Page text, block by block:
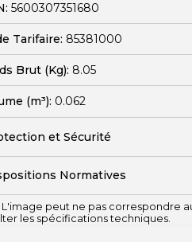
5600307351680
Tarifaire: 85381000
Brut (Kg): 8.05
(m³): 0.062
et Sécurité
Normatives
L'image peut ne pas correspondre
les spécifications techniques.